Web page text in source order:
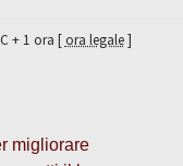
migliorare
+ 1 ora [ora legale]